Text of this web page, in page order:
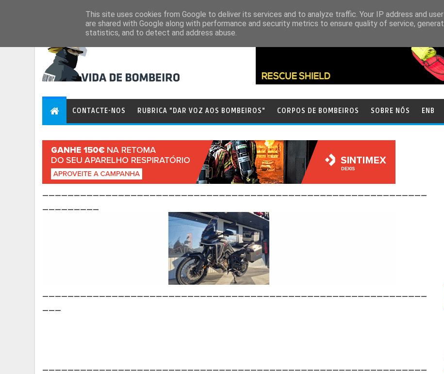
CONTACTE-NOS RUBRICA "DAR VOZ AOS BOMBEIROS" CORPOS DE BOMBEIROS SOBRE NÓS ENB
This site uses cookies from Google to deliver its services and to analyze traffic. Your IP address and
are shared with Google along with performance and security metrics to ensure quality of service,
statistics, and to detect and address abuse.